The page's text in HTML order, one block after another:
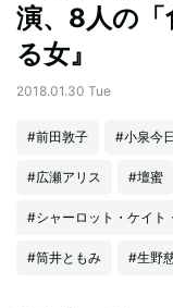
演、8人の「
る女』
2018.01.30 Tue
#前田敦子 #小泉今
#広瀬アリス #壇蜜
#シャーロット・ケイト
#筒井ともみ #生野